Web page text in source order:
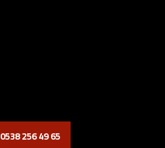
0538 256 49 65